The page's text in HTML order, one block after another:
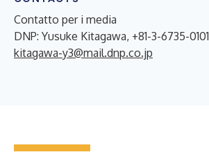
Contatto per i media
DNP: Yusuke Kitagawa, +81-3-6735-0101
kitagawa-y3@mail.dnp.co.jp